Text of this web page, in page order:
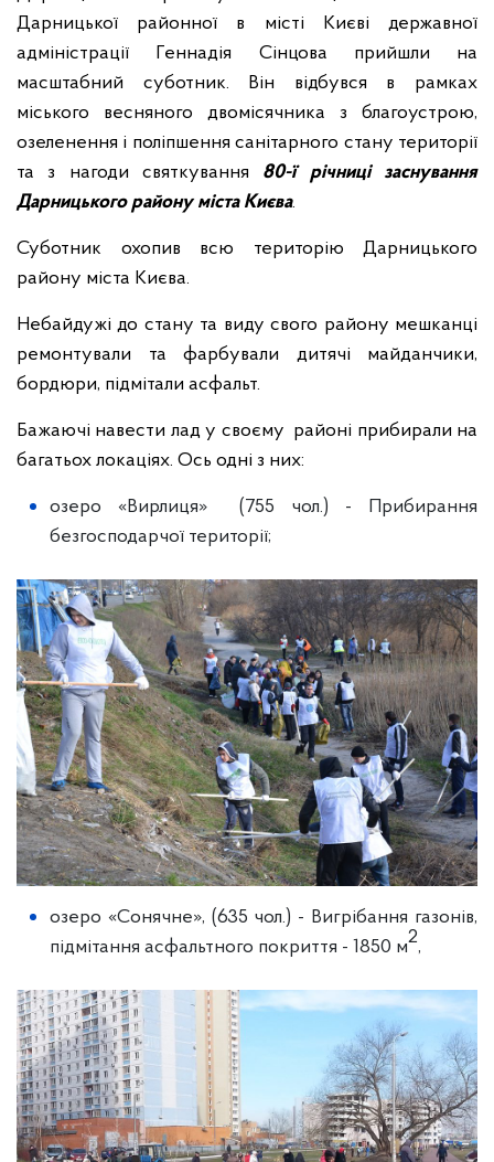
Дарницької районної в місті Києві державної
адміністрації Геннадія Сінцова прийшли на
масштабний суботник. Він відбувся в рамках
міського весняного двомісячника з благоустрою,
озеленення і поліпшення санітарного стану території
та з нагоди святкування 80-ї річниці заснування
Дарницького району міста Києва.
Суботник охопив всю територію Дарницького
району міста Києва.
Небайдужі до стану та виду свого району мешканці
ремонтували та фарбували дитячі майданчики,
бордюри, підмітали асфальт.
Бажаючі навести лад у своєму районі прибирали на
багатьох локаціях. Ось одні з них:
озеро «Вирлиця» (755 чол.) - Прибирання
безгосподарчої території;
озеро «Сонячне», (635 чол.) - Вигрібання газонів,
підмітання асфальтного покриття - 1850 м2,